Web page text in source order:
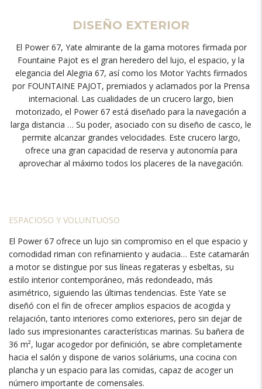
DISEÑO EXTERIOR
El Power 67, Yate almirante de la gama motores firmada por
Fountaine Pajot es el gran heredero del lujo, el espacio, y la
elegancia del Alegria 67, así como los Motor Yachts firmados
por FOUNTAINE PAJOT, premiados y aclamados por la Prensa
internacional. Las cualidades de un crucero largo, bien
motorizado, el Power 67 está diseñado para la navegación a
larga distancia … Su poder, asociado con su diseño de casco, le
permite alcanzar grandes velocidades. Este crucero largo,
ofrece una gran capacidad de reserva y autonomía para
aprovechar al máximo todos los placeres de la navegación.
ESPACIOSO Y VOLUNTUOSO
El Power 67 ofrece un lujo sin compromiso en el que espacio y
comodidad riman con refinamiento y audacia… Este catamarán
a motor se distingue por sus líneas regateras y esbeltas, su
estilo interior contemporáneo, más redondeado, más
asimétrico, siguiendo las últimas tendencias. Este Yate se
diseñó con el fin de ofrecer amplios espacios de acogida y
relajación, tanto interiores como exteriores, pero sin dejar de
lado sus impresionantes características marinas. Su bañera de
36 m², lugar acogedor por definición, se abre completamente
hacia el salón y dispone de varios soláriums, una cocina con
plancha y un espacio para las comidas, capaz de acoger un
número importante de comensales.